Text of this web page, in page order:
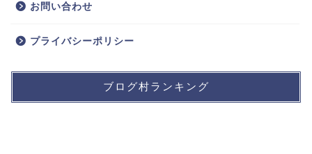
お問い合わせ
プライバシーポリシー
ブログ村ランキング